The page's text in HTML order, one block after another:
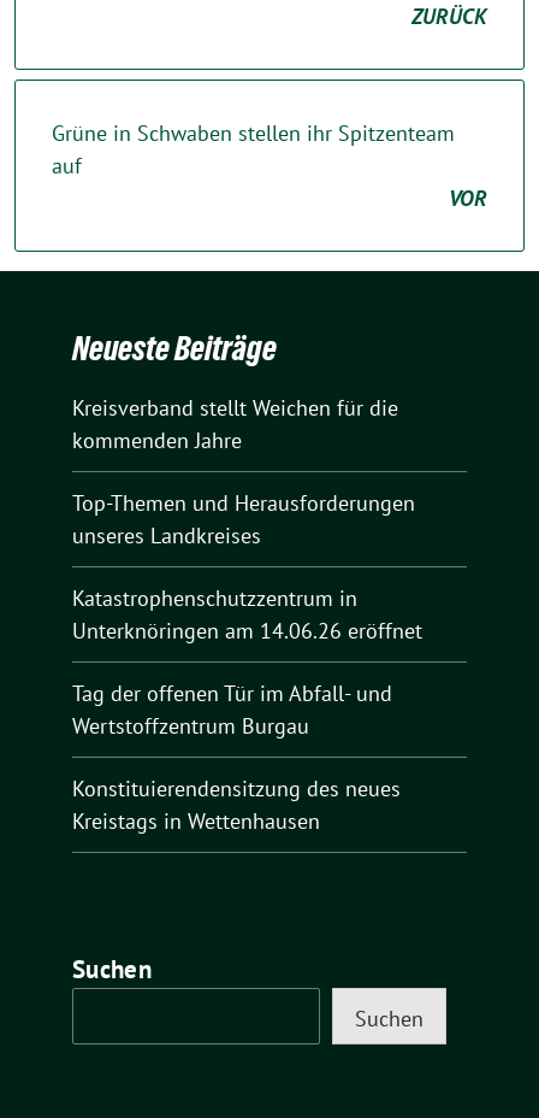
ZURÜCK
Grüne in Schwaben stellen ihr Spitzenteam
auf
VOR
Neueste Beiträge
Kreisverband stellt Weichen für die
kommenden Jahre
Top-Themen und Herausforderungen
unseres Landkreises
Katastrophenschutzzentrum in
Unterknöringen am 14.06.26 eröffnet
Tag der offenen Tür im Abfall- und
Wertstoffzentrum Burgau
Konstituierendensitzung des neues
Kreistags in Wettenhausen
Suchen
Suchen